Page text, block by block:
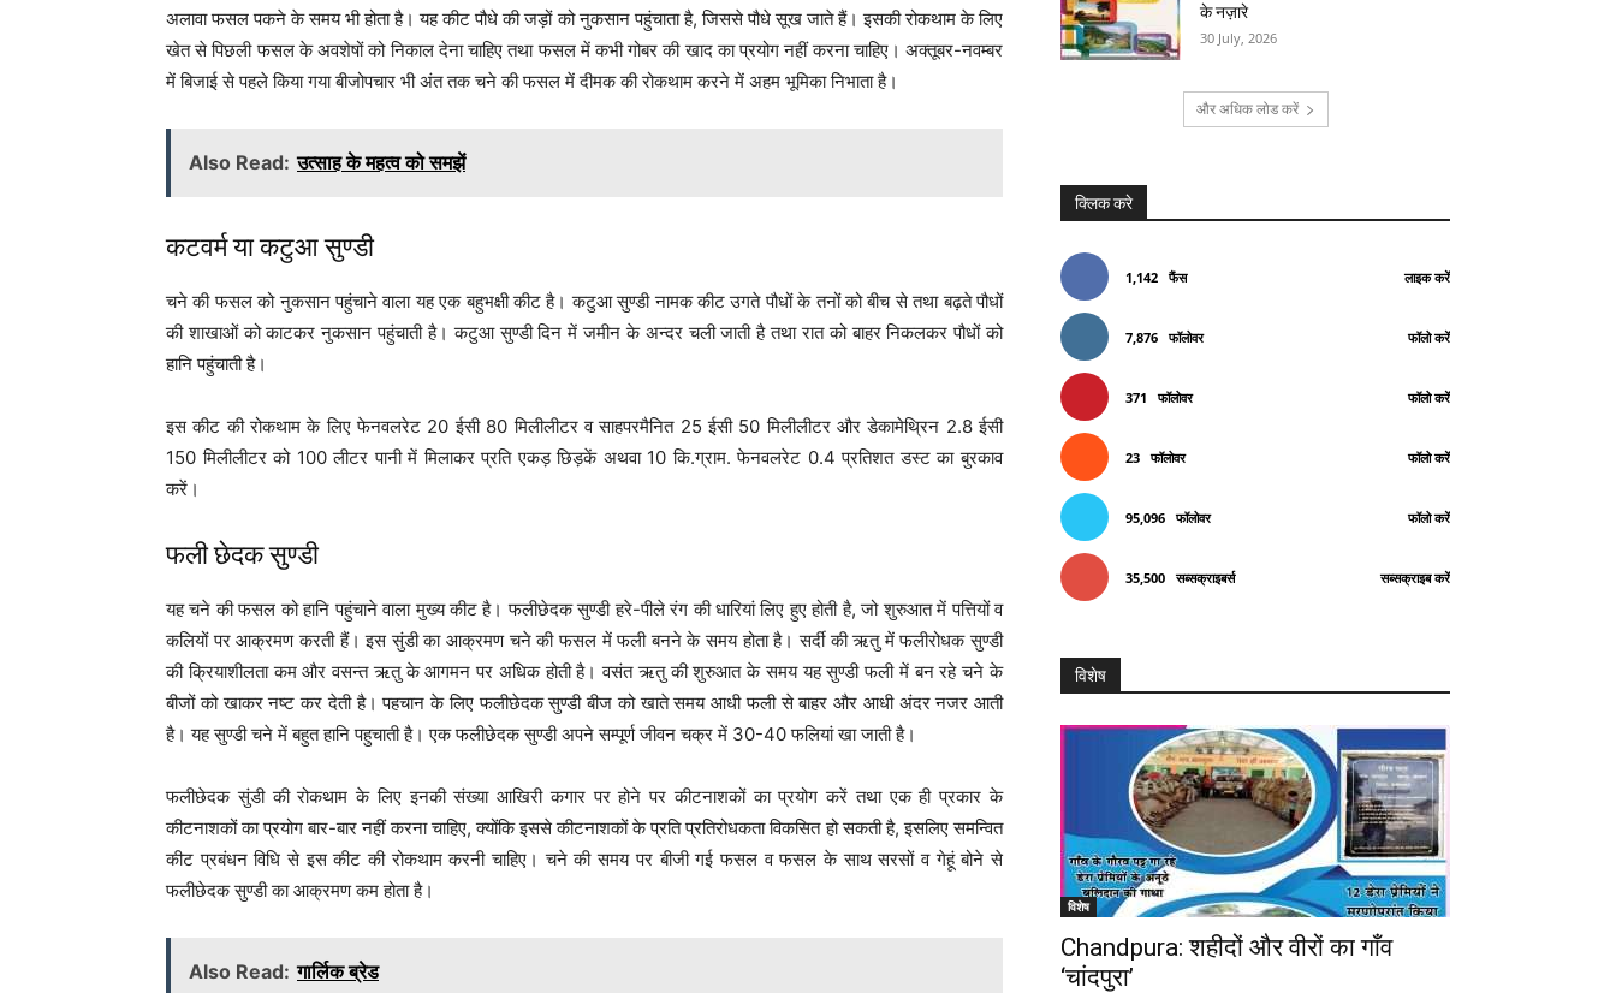
अलावा फसल पकने के समय भी होता है। यह कीट पौधे की जड़ों को नुकसान पहुंचाता है, जिससे पौधे सूख जाते हैं। इसकी रोकथाम के लिए
खेत से पिछली फसल के अवशेषों को निकाल देना चाहिए तथा फसल में कभी गोबर की खाद का प्रयोग नहीं करना चाहिए। अक्तूबर-नवम्बर
में बिजाई से पहले किया गया बीजोपचार भी अंत तक चने की फसल में दीमक की रोकथाम करने में अहम भूमिका निभाता है।
Also Read: उत्साह के महत्व को समझें
कटवर्म या कटुआ सुण्डी
चने की फसल को नुकसान पहुंचाने वाला यह एक बहुभक्षी कीट है। कटुआ सुण्डी नामक कीट उगते पौधों के तनों को बीच से तथा बढ़ते पौधों
की शाखाओं को काटकर नुकसान पहुंचाती है। कटुआ सुण्डी दिन में जमीन के अन्दर चली जाती है तथा रात को बाहर निकलकर पौधों को
हानि पहुंचाती है।
इस कीट की रोकथाम के लिए फेनवलरेट 20 ईसी 80 मिलीलीटर व साहपरमैनित 25 ईसी 50 मिलीलीटर और डेकामेथ्रिन 2.8 ईसी
150 मिलीलीटर को 100 लीटर पानी में मिलाकर प्रति एकड़ छिड़कें अथवा 10 कि.ग्राम. फेनवलरेट 0.4 प्रतिशत डस्ट का बुरकाव
करें।
फली छेदक सुण्डी
यह चने की फसल को हानि पहुंचाने वाला मुख्य कीट है। फलीछेदक सुण्डी हरे-पीले रंग की धारियां लिए हुए होती है, जो शुरुआत में पत्तियों व
कलियों पर आक्रमण करती हैं। इस सुंडी का आक्रमण चने की फसल में फली बनने के समय होता है। सर्दी की ऋतु में फलीरोधक सुण्डी
की क्रियाशीलता कम और वसन्त ऋतु के आगमन पर अधिक होती है। वसंत ऋतु की शुरुआत के समय यह सुण्डी फली में बन रहे चने के
बीजों को खाकर नष्ट कर देती है। पहचान के लिए फलीछेदक सुण्डी बीज को खाते समय आधी फली से बाहर और आधी अंदर नजर आती
है। यह सुण्डी चने में बहुत हानि पहुचाती है। एक फलीछेदक सुण्डी अपने सम्पूर्ण जीवन चक्र में 30-40 फलियां खा जाती है।
फलीछेदक सुंडी की रोकथाम के लिए इनकी संख्या आखिरी कगार पर होने पर कीटनाशकों का प्रयोग करें तथा एक ही प्रकार के
कीटनाशकों का प्रयोग बार-बार नहीं करना चाहिए, क्योंकि इससे कीटनाशकों के प्रति प्रतिरोधकता विकसित हो सकती है, इसलिए समन्वित
कीट प्रबंधन विधि से इस कीट की रोकथाम करनी चाहिए। चने की समय पर बीजी गई फसल व फसल के साथ सरसों व गेहूं बोने से
फलीछेदक सुण्डी का आक्रमण कम होता है।
Also Read: गार्लिक ब्रेड
के नज़ारे
30 July, 2026
और अधिक लोड करें
क्लिक करे
1,142 फैंस लाइक करें
7,876 फॉलोवर फॉलो करें
371 फॉलोवर फॉलो करें
23 फॉलोवर फॉलो करें
95,096 फॉलोवर फॉलो करें
35,500 सब्सक्राइबर्स सब्सक्राइब करें
विशेष
विशेष
Chandpura: शहीदों और वीरों का गाँव
‘चांदपुरा’